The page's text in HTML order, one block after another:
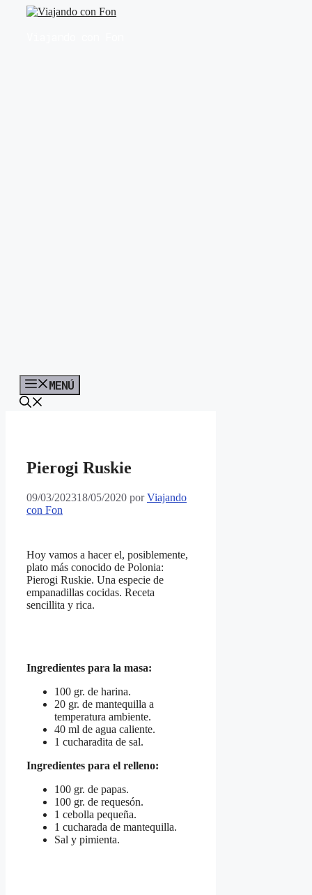
Saltar
MENÚ
Pierogi Ruskie
09/03/202318/05/2020 porViajando
con Fon
Hoy vamos a hacer el, posiblemente,
plato más conocido de Polonia:
Pierogi Ruskie. Una especie de
empanadillas cocidas. Receta
sencillita y rica.
Ingredientes para la masa:
100 gr. de harina.
20 gr. de mantequilla a
temperatura ambiente.
40 ml de agua caliente.
1 cucharadita de sal.
Ingredientes para el relleno:
100 gr. de papas.
100 gr. de requesón.
1 cebolla pequeña.
1 cucharada de mantequilla.
Sal y pimienta.